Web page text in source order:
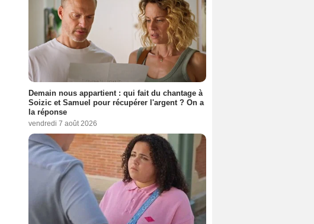
Demain nous appartient : qui fait du chantage à
Soizic et Samuel pour récupérer l'argent ? On a
la réponse
vendredi 7 août 2026